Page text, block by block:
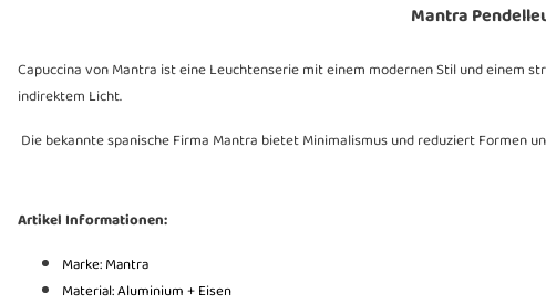
Mantra
Capuccina von Mantra ist eine Leuchtenserie mit einem modernen Stil und einem
indirektem Licht.
Die bekannte spanische Firma Mantra bietet Minimalismus und reduziert Formen
Artikel Informationen:
Marke: Mantra
Material: Aluminium + Eisen